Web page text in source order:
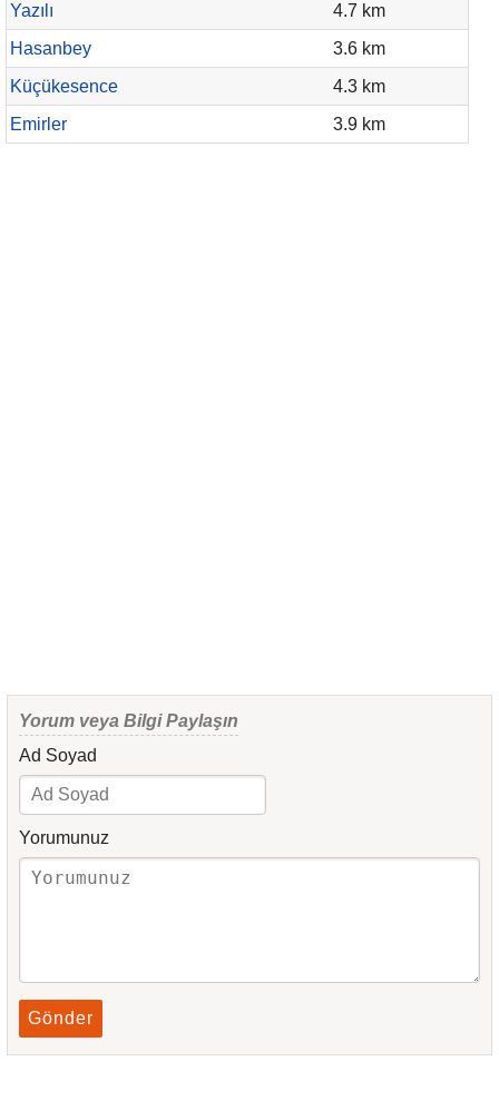
Yazılı
4.7 km
Hasanbey
3.6 km
Küçükesence
4.3 km
Emirler
3.9 km
Yorum veya Bilgi Paylaşın
Ad Soyad
Yorumunuz
Gönder